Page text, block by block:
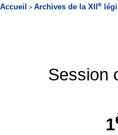
Accueil > Archives de la XII e
Session
1